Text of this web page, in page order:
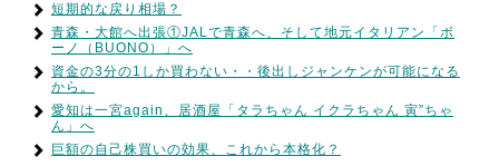
短期的な戻り相場？
青森・大館へ出張①JALで青森へ、そして地元イタリアン「ボ
ーノ（BUONO）」へ
資金の3分の1しか買わない・・後出しジャンケンが可能になる
から。
愛知は一宮again、居酒屋「タラちゃん イクラちゃん 寅”ちゃ
ん」へ
巨額の自己株買いの効果、これから本格化？